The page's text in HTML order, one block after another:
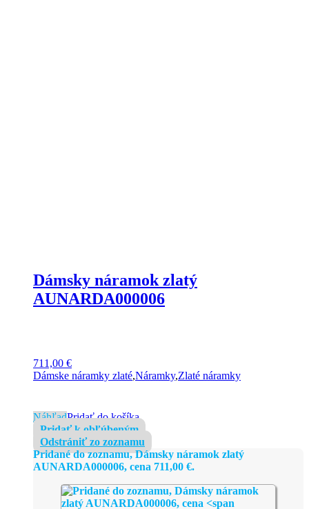
Dámsky náramok zlatý
AUNARDA000006
711,00 €
Dámske náramky zlaté,Náramky,Zlaté náramky
NáhľadPridať do košíka
Pridať k obľúbeným
Odstrániť zo zoznamu
Pridané do zoznamu, Dámsky náramok zlatý
AUNARDA000006, cena 711,00 €.